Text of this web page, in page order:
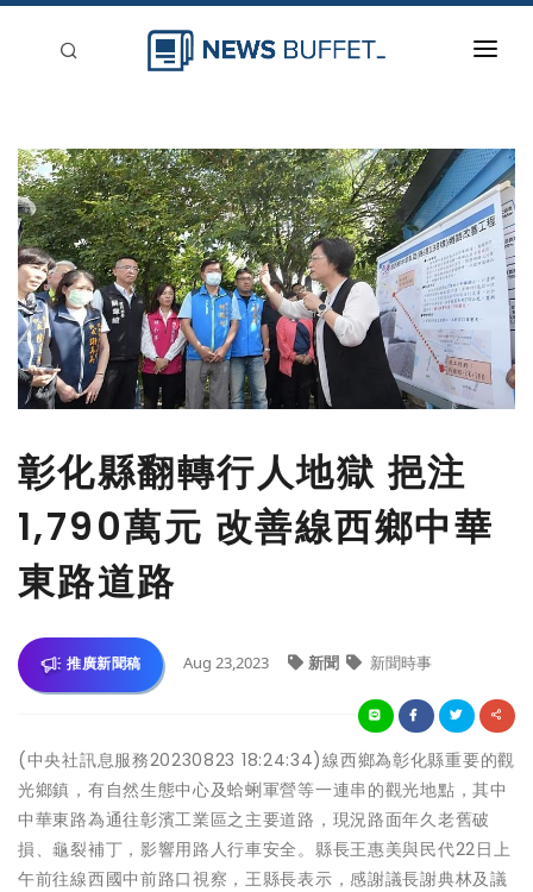
新聞稿分類
登入
刊登
彰化縣翻轉行人地獄 挹注
1,790萬元 改善線西鄉中華
東路道路
推廣新聞稿 Aug 23,2023 新聞 新聞時事
(中央社訊息服務20230823 18:24:34)線西鄉為彰化縣重要的觀
光鄉鎮，有自然生態中心及蛤蜊軍營等一連串的觀光地點，其中
中華東路為通往彰濱工業區之主要道路，現況路面年久老舊破
損、龜裂補丁，影響用路人行車安全。縣長王惠美與民代22日上
午前往線西國中前路口視察，王縣長表示，感謝議長謝典林及議